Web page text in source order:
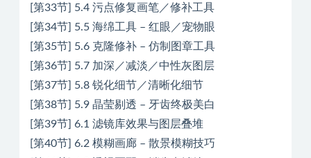
[第33节] 5.4 污点修复画笔／修补工具
[第34节] 5.5 海绵工具 – 红眼／宠物眼
[第35节] 5.6 克隆修补 – 仿制图章工具
[第36节] 5.7 加深／减淡／中性灰图层
[第37节] 5.8 锐化细节／清晰化细节
[第38节] 5.9 晶莹剔透 – 牙齿终极美白
[第39节] 6.1 滤镜库效果与图层叠堆
[第40节] 6.2 模糊画廊 – 散景模糊技巧